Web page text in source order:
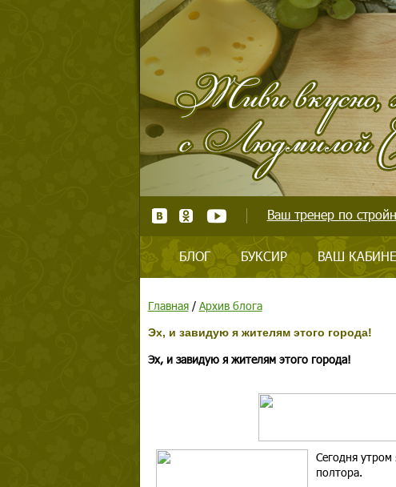
Ваш тренер по
БЛОГ БУКСИР ВАШ
Главная/ Архив блога
Эх, и завидую я жителям этого города!
Эх, и завидую я жителям этого города!
Сегодня утром
полтора.